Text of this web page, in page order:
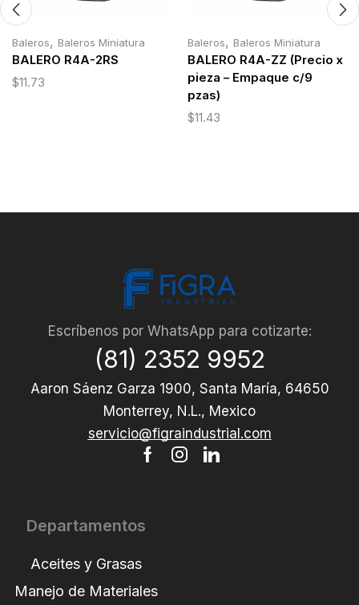
Baleros, Baleros Miniatura
BALERO R4A-2RS
$11.73
Baleros, Baleros Miniatura
BALERO R4A-ZZ (Precio x
pieza – Empaque c/9
pzas)
$11.43
Escríbenos por WhatsApp para cotizarte:
(81) 2352 9952
Aaron Sáenz Garza 1900, Santa María, 64650
Monterrey, N.L., Mexico
servicio@figraindustrial.com
Departamentos
Aceites y Grasas
Manejo de Materiales